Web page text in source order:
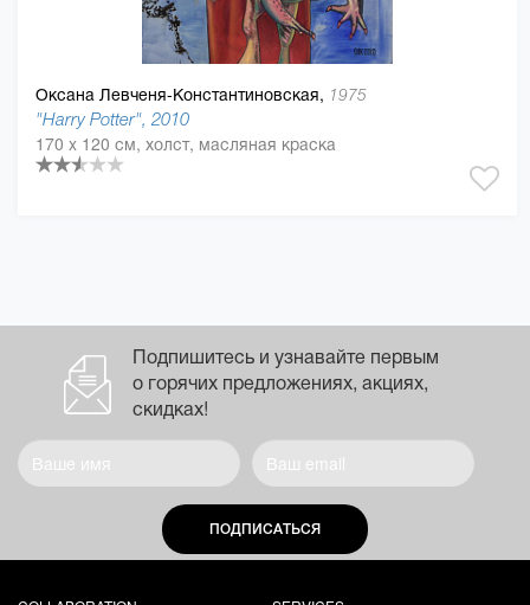
Оксана Левченя-Константиновская, 1975
"Harry Potter", 2010
170 x 120 см, холст, масляная краска
Подпишитесь и узнавайте первым
о горячих предложениях, акциях,
скидках!
ПОДПИСАТЬСЯ